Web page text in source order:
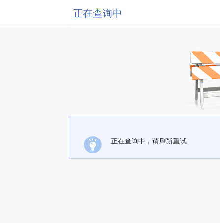
正在查询中
正在查询中，请刷新重试